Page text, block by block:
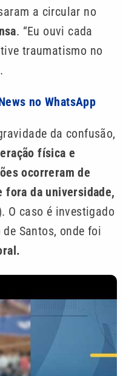
a circular no
. “Eu ouvi cada
traumatismo no
no WhatsApp
da confusão,
física e
ocorreram de
fora da universidade,
O caso é investigado
Santos, onde foi